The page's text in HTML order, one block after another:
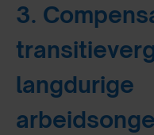
3.
langdurige